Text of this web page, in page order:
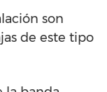
son
de este tipo